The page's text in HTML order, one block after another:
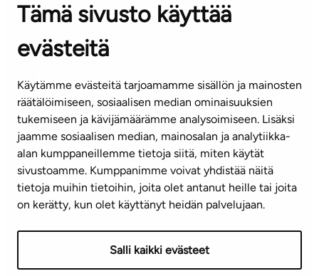
Tämä sivusto käyttää
evästeitä
Käytämme evästeitä tarjoamamme sisällön ja mainosten
räätälöimiseen, sosiaalisen median ominaisuuksien
tukemiseen ja kävijämäärämme analysoimiseen. Lisäksi
jaamme sosiaalisen median, mainosalan ja analytiikka-
alan kumppaneillemme tietoja siitä, miten käytät
sivustoamme. Kumppanimme voivat yhdistää näitä
tietoja muihin tietoihin, joita olet antanut heille tai joita
on kerätty, kun olet käyttänyt heidän palvelujaan.
Salli kaikki evästeet
ASIAKASPALVELUKESKUS
Puh. 045 7734 3777
(arkisin klo 8-16)
info@ta.fi
Tilaa uutiskirje
Mediapankki
TietosuojaselosteSaavutettavuusseloste